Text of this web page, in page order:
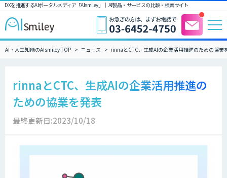
DXを推進するAIポータルメディア「AIsmiley」｜ AI製品・サービスの比較・検索サイト
AI・人工知能のAIsmiley TOP ニュース rinnaとCTC、生成AIの企業活用推進のための協業
rinnaとCTC、生成AIの企業活用推進の
ための協業を発表
最終更新日:2023/10/18